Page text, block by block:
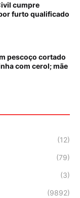
cumpre
furto qualificado
pescoço cortado
com cerol; mãe
(12)
(79)
(3)
(9892)